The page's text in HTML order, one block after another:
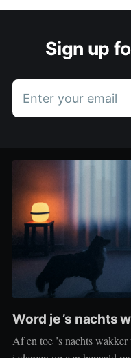
Sign up
Enter your email
Word je ’s nachts
Af en toe ’s nachts